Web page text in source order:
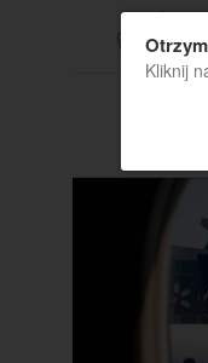
Kliknij